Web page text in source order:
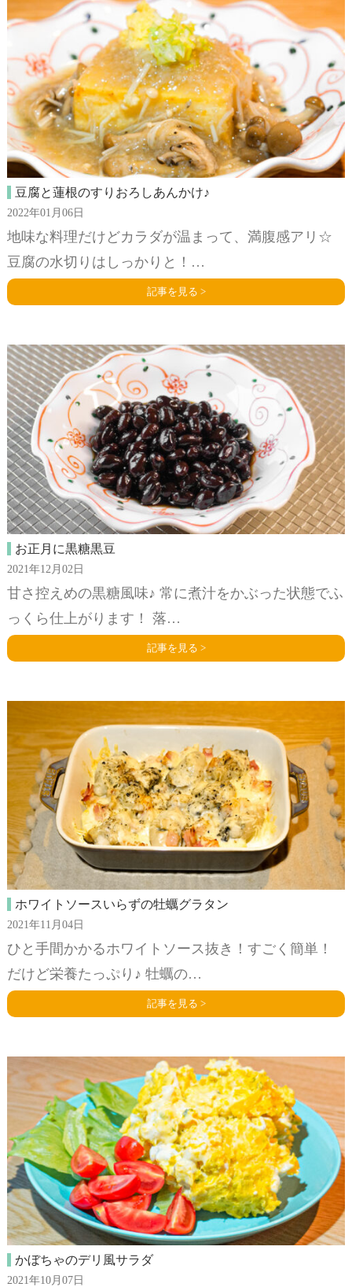
豆腐と蓮根のすりおろしあんかけ♪
2022年01月06日
地味な料理だけどカラダが温まって、満腹感アリ☆
豆腐の水切りはしっかりと！…
記事を見る >
お正月に黒糖黒豆
2021年12月02日
甘さ控えめの黒糖風味♪ 常に煮汁をかぶった状態でふ
っくら仕上がります！ 落…
記事を見る >
ホワイトソースいらずの牡蠣グラタン
2021年11月04日
ひと手間かかるホワイトソース抜き！すごく簡単！
だけど栄養たっぷり♪ 牡蠣の…
記事を見る >
かぼちゃのデリ風サラダ
2021年10月07日